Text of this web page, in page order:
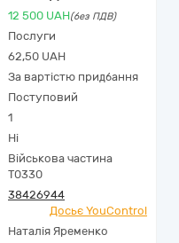
12 500 UAH(без ПДВ)
Послуги
62,50 UAH
За вартістю придбання
Поступовий
1
Ні
Військова частина
Т0330
38426944
Досьє YouControl
Наталія Яременко